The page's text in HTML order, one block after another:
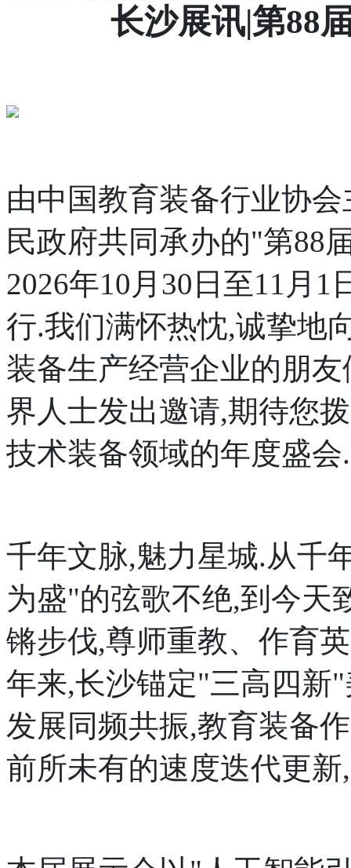
长沙展讯|第88
由中国教育装备行业协
民政府共同承办的"第88
2026年10月30日至11月
行.我们满怀热忱,诚挚地
装备生产经营企业的朋
界人士发出邀请,期待您
技术装备领域的年度盛会.
千年文脉,魅力星城.从千
为盛"的弦歌不绝,到今天
锵步伐,尊师重教、作育
年来,长沙锚定"三高四新
发展同频共振,教育装备
前所未有的速度迭代更